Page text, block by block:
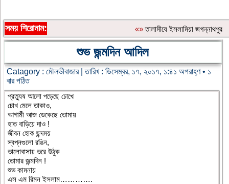
সময় শিরোনাম: «»‎তালামীযে ইসলামিয়া জগন্নাথপুর
শুভ জন্মদিন আদিল
Catagory : মৌলভীবাজার| তারিখ : ডিসেম্বর, ১৭, ২০১৭, ১:৪১ অপরাহ্ণ • ১
বার পঠিত
প্রত্যুষ আলো পড়েছে চোখে
চোখ মেলে তাকাও,
আগামী আজ ডেকেছে তোমায়
হাত বাড়িয়ে দাও !
জীবন হোক ছন্দময়
স্বপ্নগুলো রঙিন,
ভালোবাসায় ভরে উঠুক
তোমার জন্মদিন !
শুভ কামনায়
এস এম রিমন ইসলাম………….